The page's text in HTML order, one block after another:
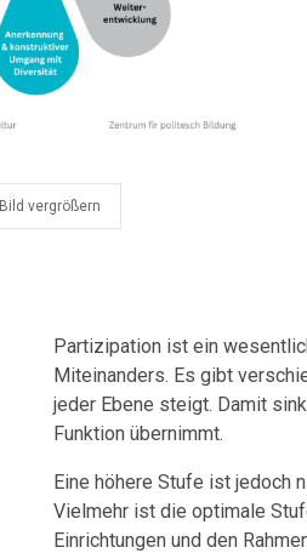
Bild vergrößern
Partizipation ist ein
Miteinanders. Es gibt
jeder Ebene steigt. Damit
Funktion übernimmt.
Eine höhere Stufe ist jedoch
Vielmehr ist die optimale
Einrichtungen und den